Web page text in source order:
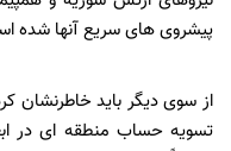
پیشروی های سریع آنها شده
از سوی دیگر باید خاطرنشان
تسویه حساب منطقه ای در